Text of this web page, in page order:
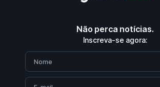
Não perca notícias.
Inscreva-se agora: